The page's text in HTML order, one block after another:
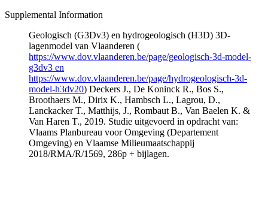
Supplemental Information
Geologisch (G3Dv3) en hydrogeologisch (H3D) 3D-
lagenmodel van Vlaanderen (
https://www.dov.vlaanderen.be/page/geologisch-3d-model-
g3dv3 en
https://www.dov.vlaanderen.be/page/hydrogeologisch-3d-
model-h3dv20) Deckers J., De Koninck R., Bos S.,
Broothaers M., Dirix K., Hambsch L., Lagrou, D.,
Lanckacker T., Matthijs, J., Rombaut B., Van Baelen K. &
Van Haren T., 2019. Studie uitgevoerd in opdracht van:
Vlaams Planbureau voor Omgeving (Departement
Omgeving) en Vlaamse Milieumaatschappij
2018/RMA/R/1569, 286p + bijlagen.